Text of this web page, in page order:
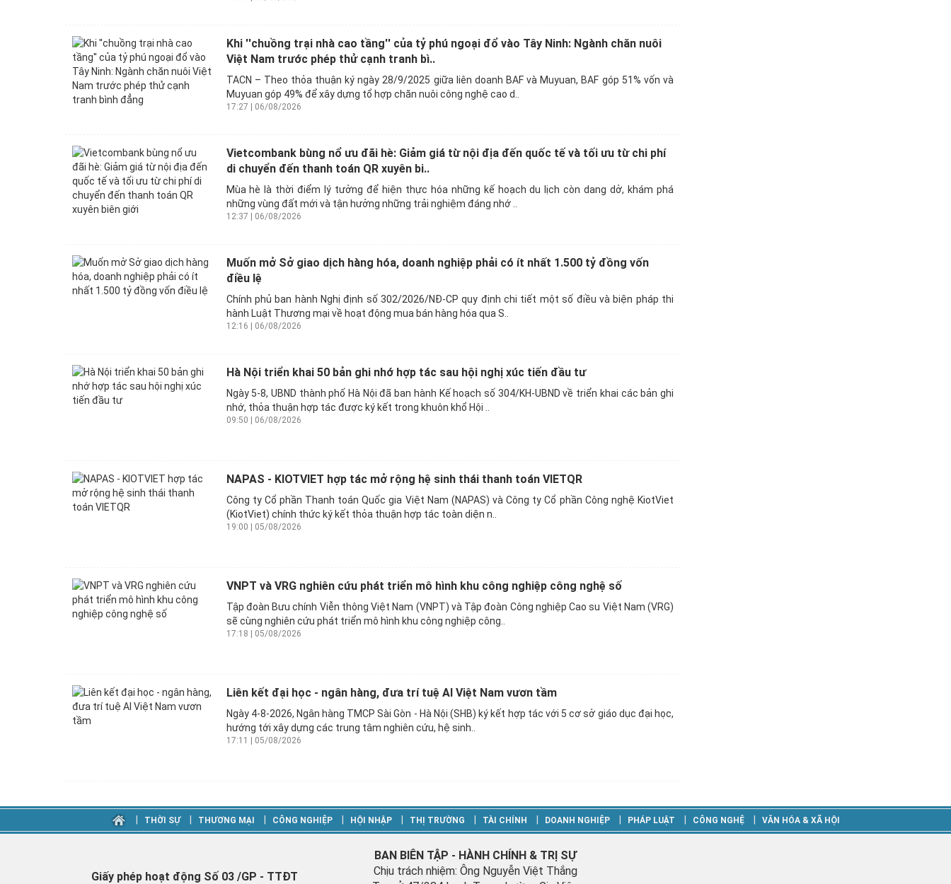
Khi ''chuồng trại nhà cao tầng'' của tỷ phú ngoại đổ vào Tây Ninh: Ngành chăn nuôi
Việt Nam trước phép thử cạnh tranh bì..
TACN – Theo thỏa thuận ký ngày 28/9/2025 giữa liên doanh BAF và Muyuan, BAF góp 51% vốn và
Muyuan góp 49% để xây dựng tổ hợp chăn nuôi công nghệ cao d..
17:27 | 06/08/2026
Vietcombank bùng nổ ưu đãi hè: Giảm giá từ nội địa đến quốc tế và tối ưu từ chi phí
di chuyển đến thanh toán QR xuyên bi..
Mùa hè là thời điểm lý tưởng để hiện thực hóa những kế hoạch du lịch còn dang dở, khám phá
những vùng đất mới và tận hưởng những trải nghiệm đáng nhớ ..
12:37 | 06/08/2026
Muốn mở Sở giao dịch hàng hóa, doanh nghiệp phải có ít nhất 1.500 tỷ đồng vốn
điều lệ
Chính phủ ban hành Nghị định số 302/2026/NĐ-CP quy định chi tiết một số điều và biện pháp thi
hành Luật Thương mại về hoạt động mua bán hàng hóa qua S..
12:16 | 06/08/2026
Hà Nội triển khai 50 bản ghi nhớ hợp tác sau hội nghị xúc tiến đầu tư
Ngày 5-8, UBND thành phố Hà Nội đã ban hành Kế hoạch số 304/KH-UBND về triển khai các bản ghi
nhớ, thỏa thuận hợp tác được ký kết trong khuôn khổ Hội ..
09:50 | 06/08/2026
NAPAS - KIOTVIET hợp tác mở rộng hệ sinh thái thanh toán VIETQR
Công ty Cổ phần Thanh toán Quốc gia Việt Nam (NAPAS) và Công ty Cổ phần Công nghệ KiotViet
(KiotViet) chính thức ký kết thỏa thuận hợp tác toàn diện n..
19:00 | 05/08/2026
VNPT và VRG nghiên cứu phát triển mô hình khu công nghiệp công nghệ số
Tập đoàn Bưu chính Viễn thông Việt Nam (VNPT) và Tập đoàn Công nghiệp Cao su Việt Nam (VRG)
sẽ cùng nghiên cứu phát triển mô hình khu công nghiệp công..
17:18 | 05/08/2026
Liên kết đại học - ngân hàng, đưa trí tuệ AI Việt Nam vươn tầm
Ngày 4-8-2026, Ngân hàng TMCP Sài Gòn - Hà Nội (SHB) ký kết hợp tác với 5 cơ sở giáo dục đại học,
hướng tới xây dựng các trung tâm nghiên cứu, hệ sinh..
17:11 | 05/08/2026
‎| THỜI SỰ ‎| THƯƠNG MẠI ‎| CÔNG NGHIỆP ‎| HỘI NHẬP ‎| THỊ TRƯỜNG ‎| TÀI CHÍNH ‎| DOANH NGHIỆP ‎| PHÁP LUẬT ‎| CÔNG NGHỆ ‎| VĂN HÓA & XÃ HỘI
Giấy phép hoạt động Số 03 /GP - TTĐT
BAN BIÊN TẬP - HÀNH CHÍNH & TRỊ SỰ
Chịu trách nhiệm: Ông Nguyễn Việt Thắng